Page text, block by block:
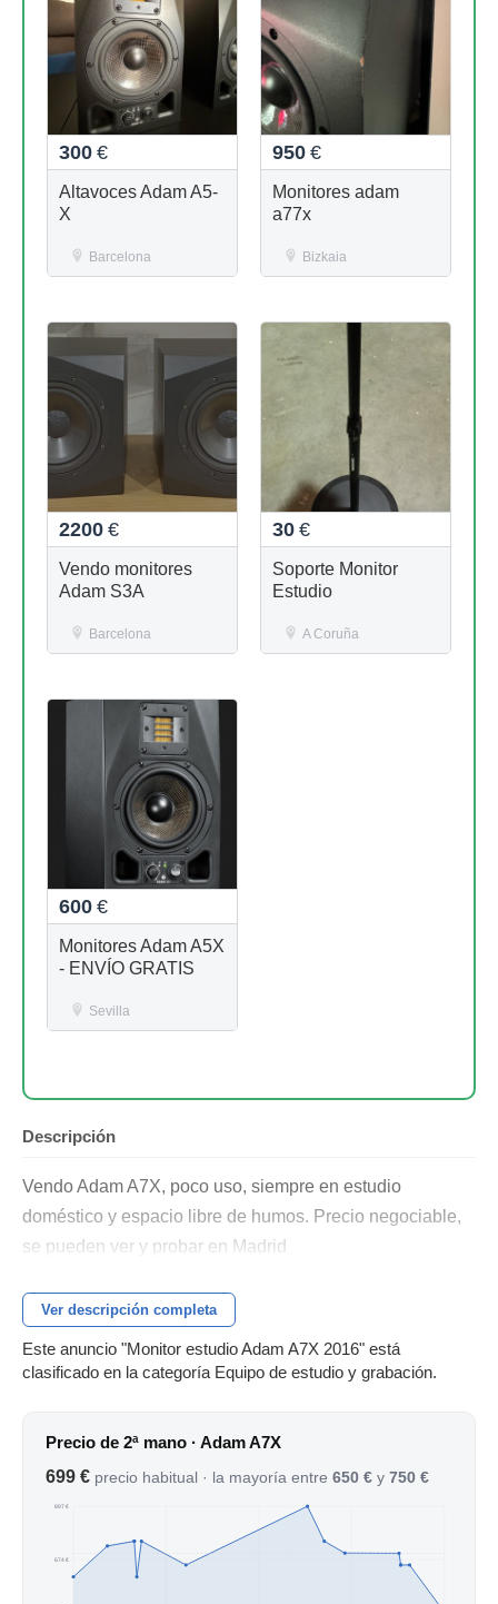
300 €
Altavoces Adam A5-
X
Barcelona
950 €
Monitores adam
a77x
Bizkaia
2200 €
Vendo monitores
Adam S3A
Barcelona
30 €
Soporte Monitor
Estudio
A Coruña
600 €
Monitores Adam A5X
- ENVÍO GRATIS
Sevilla
Descripción
Vendo Adam A7X, poco uso, siempre en estudio
doméstico y espacio libre de humos. Precio negociable,
se pueden ver y probar en Madrid
Ver descripción completa
Este anuncio "Monitor estudio Adam A7X 2016" está
clasificado en la categoría Equipo de estudio y grabación.
Precio de 2ª mano · Adam A7X
699 € precio habitual · la mayoría entre 650 € y 750 €
674 €
897 €